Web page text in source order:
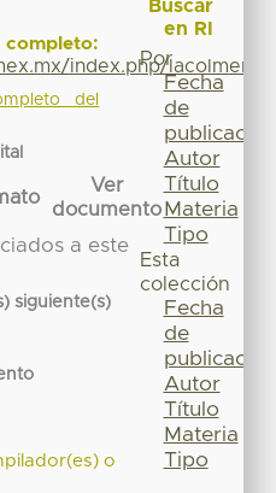
index.php/
del
Ver
documento
a este
siguiente(s)
o
Buscar
en RI
Por
Fecha
de
publicación
Autor
Título
Materia
Tipo
Esta
colección
Fecha
de
publicación
Autor
Título
Materia
Tipo